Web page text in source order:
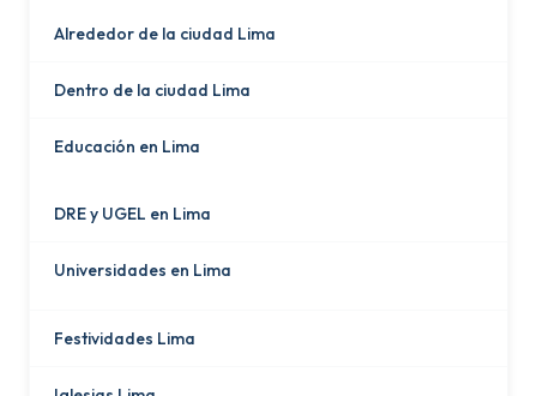
Alrededor de la ciudad Lima
Dentro de la ciudad Lima
Educación en Lima
DRE y UGEL en Lima
Universidades en Lima
Festividades Lima